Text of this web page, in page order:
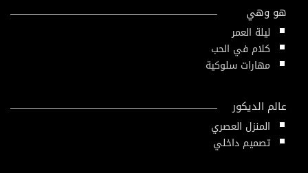
هو وهي
ليلة العمر
كلام في الحب
مهارات سلوكية
عالم الديكور
المنزل العصري
تصميم داخلي